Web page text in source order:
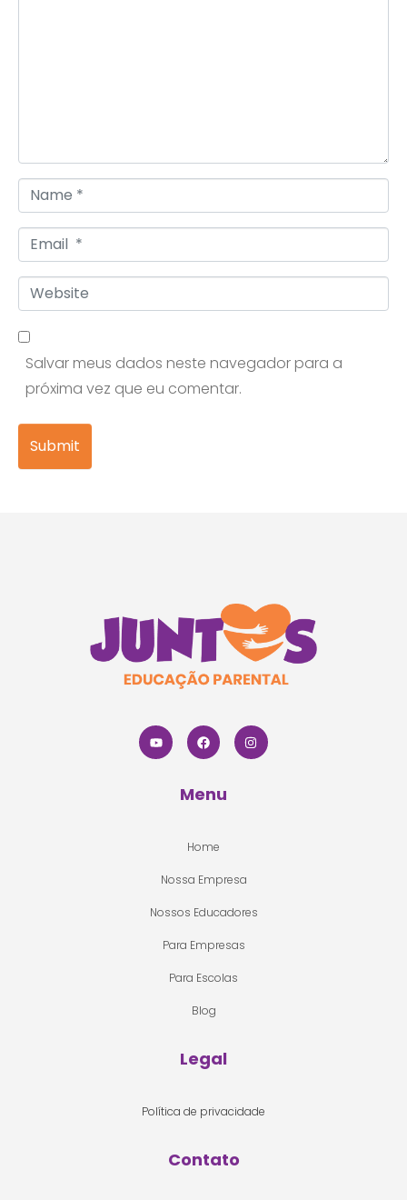
Name *
Email *
Website
Salvar meus dados neste navegador para a
próxima vez que eu comentar.
Submit
Menu
Home
Nossa Empresa
Nossos Educadores
Para Empresas
Para Escolas
Blog
Legal
Política de privacidade
Contato